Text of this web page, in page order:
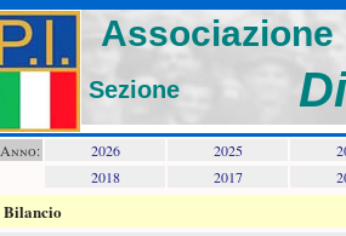
Associazione
Sezione
Anno: 2026 2025
2018
2017
Bilancio